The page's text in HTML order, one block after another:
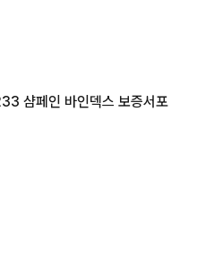
샴페인 바인덱스 보증서포